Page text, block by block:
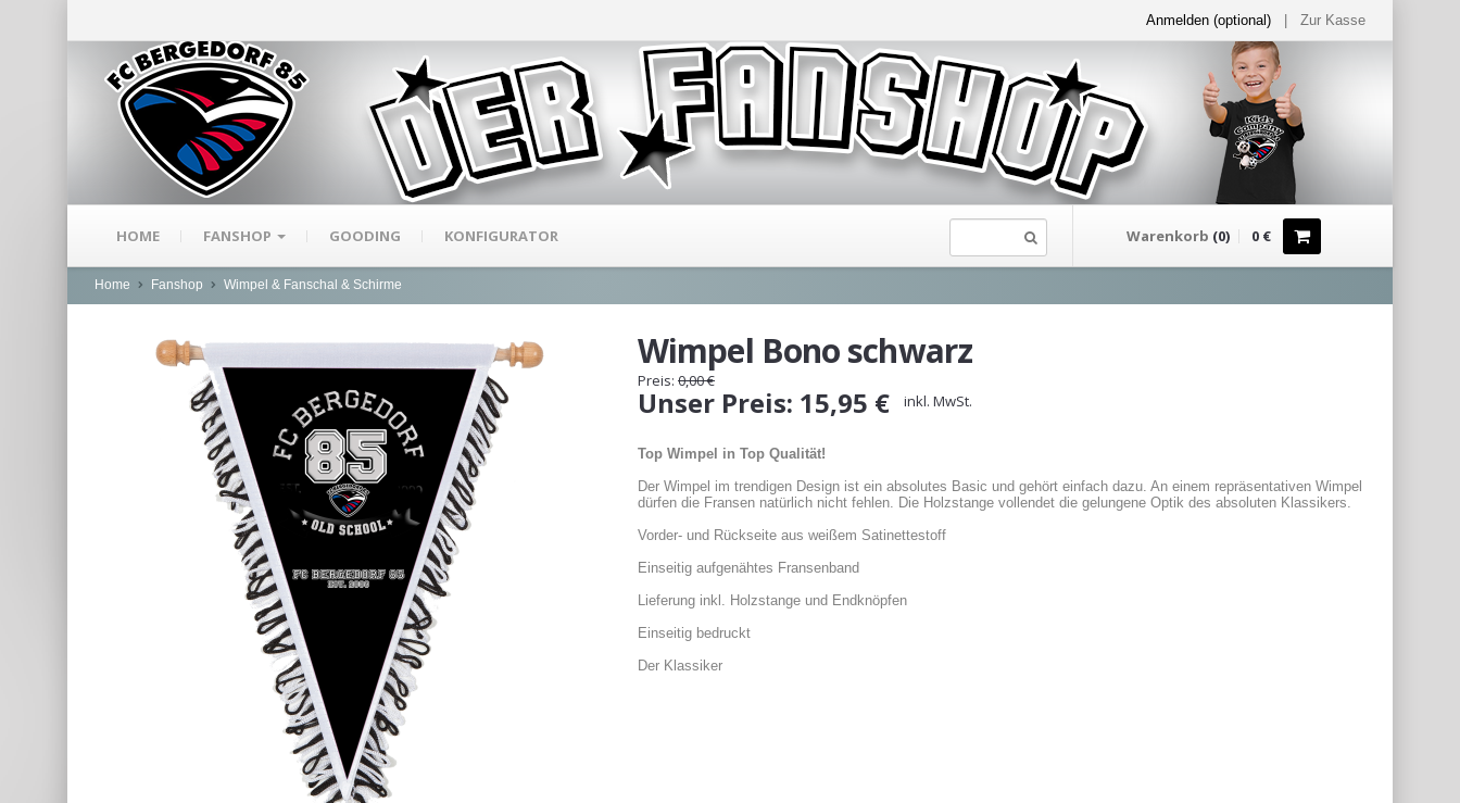
Anmelden (optional) Zur Kasse
HOME FANSHOP GOODING KONFIGURATOR Warenkorb (0) 0 €
Home Fanshop Wimpel & Fanschal & Schirme
Wimpel Bono schwarz
Preis: 0,00€
Unser Preis: 15,95 € inkl. MwSt.
Top Wimpel in Top Qualität!
Der Wimpel im trendigen Design ist ein absolutes Basic und gehört einfach dazu. An einem repräsentativen Wimpel
dürfen die Fransen natürlich nicht fehlen. Die Holzstange vollendet die gelungene Optik des absoluten Klassikers.
Vorder- und Rückseite aus weißem Satinettestoff
Einseitig aufgenähtes Fransenband
Lieferung inkl. Holzstange und Endknöpfen
Einseitig bedruckt
Der Klassiker